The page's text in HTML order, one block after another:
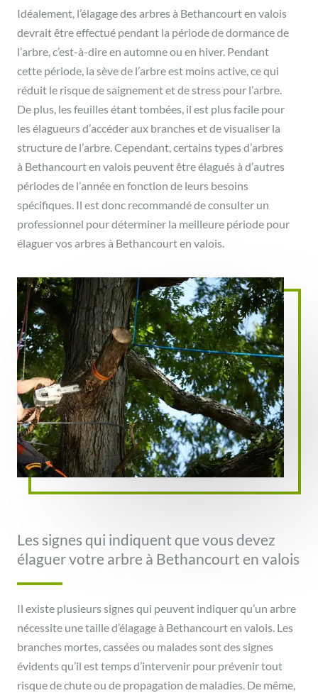
Idéalement, l’élagage des arbres à Bethancourt en valois
devrait être effectué pendant la période de dormance de
l’arbre, c’est-à-dire en automne ou en hiver. Pendant
cette période, la sève de l’arbre est moins active, ce qui
réduit le risque de saignement et de stress pour l’arbre.
De plus, les feuilles étant tombées, il est plus facile pour
les élagueurs d’accéder aux branches et de visualiser la
structure de l’arbre. Cependant, certains types d’arbres
à Bethancourt en valois peuvent être élagués à d’autres
périodes de l’année en fonction de leurs besoins
spécifiques. Il est donc recommandé de consulter un
professionnel pour déterminer la meilleure période pour
élaguer vos arbres à Bethancourt en valois.
Les signes qui indiquent que vous devez
élaguer votre arbre à Bethancourt en valois
Il existe plusieurs signes qui peuvent indiquer qu’un arbre
nécessite une taille d’élagage à Bethancourt en valois. Les
branches mortes, cassées ou malades sont des signes
évidents qu’il est temps d’intervenir pour prévenir tout
risque de chute ou de propagation de maladies. De même,